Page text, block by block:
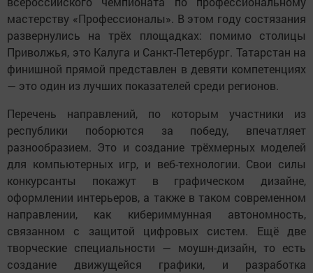
мастерству «Профессионалы». В этом году состязания
развернулись на трёх площадках: помимо столицы
Приволжья, это Калуга и Санкт-Петербург. Татарстан на
финишной прямой представлен в девяти компетенциях
— это один из лучших показателей среди регионов.
Перечень направлений, по которым участники из
республики поборются за победу, впечатляет
разнообразием. Это и создание трёхмерных моделей
для компьютерных игр, и веб-технологии. Свои силы
конкурсанты покажут в графическом дизайне,
оформлении интерьеров, а также в таком современном
направлении, как кибериммунная автономность,
связанном с защитой цифровых систем. Ещё две
творческие специальности — моушн-дизайн, то есть
создание движущейся графики, и разработка